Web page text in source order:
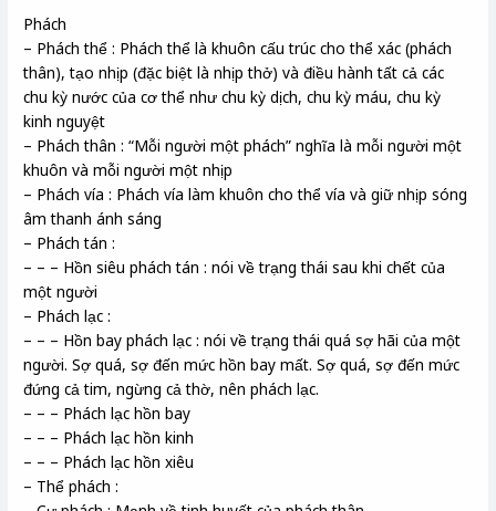
Phách
– Phách thể : Phách thể là khuôn cấu trúc cho thể xác (phách
thân), tạo nhịp (đặc biệt là nhịp thở) và điều hành tất cả các
chu kỳ nước của cơ thể như chu kỳ dịch, chu kỳ máu, chu kỳ
kinh nguyệt
– Phách thân : “Mỗi người một phách” nghĩa là mỗi người một
khuôn và mỗi người một nhịp
– Phách vía : Phách vía làm khuôn cho thể vía và giữ nhịp sóng
âm thanh ánh sáng
– Phách tán :
– – – Hồn siêu phách tán : nói về trạng thái sau khi chết của
một người
– Phách lạc :
– – – Hồn bay phách lạc : nói về trạng thái quá sợ hãi của một
người. Sợ quá, sợ đến mức hồn bay mất. Sợ quá, sợ đến mức
đứng cả tim, ngừng cả thờ, nên phách lạc.
– – – Phách lạc hồn bay
– – – Phách lạc hồn kinh
– – – Phách lạc hồn xiêu
– Thể phách :